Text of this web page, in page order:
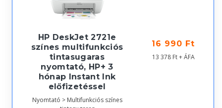
HP DeskJet 2721e
színes multifunkciós
tintasugaras
nyomtató, HP+ 3
hónap Instant Ink
előfizetéssel
Nyomtató > Multifunkciós színes
16 990 Ft
13 378 Ft + ÁFA